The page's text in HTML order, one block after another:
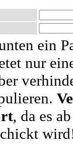
ein
nur
, da es